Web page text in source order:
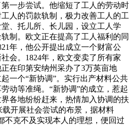
一步尝试。他缩短了工人的劳动时
人的罚款轨制，极力改善工人的工
、托儿所、长儿园，设立工人学
制。欧文正在提高了工人福利的同
年，他公开提出成立一个财富公
会。1824年，欧文变卖了所有家
在印第安纳州采办了3万英亩地
一个“新协调”。实行出产材料公共
动等准绳。“新协调”的成立，惹起
各地纷纷赶来，热情加入协调的扶
开展社会尝试的布景，据材料
不克不及实现本人的理想，便回过